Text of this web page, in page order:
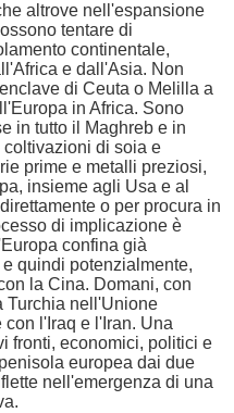
altrove nell'espansione
tentare di
continentale,
e dall'Asia. Non
di Ceuta o Melilla a
in Africa. Sono
in tutto il Maghreb e in
di soia e
prime e metalli preziosi,
insieme agli Usa e al
o per procura in
di implicazione è
confina già
quindi potenzialmente,
la Cina. Domani, con
Turchia nell'Unione
l'Iraq e l'Iran. Una
fronti, economici, politici e
europea dai due
nell'emergenza di una